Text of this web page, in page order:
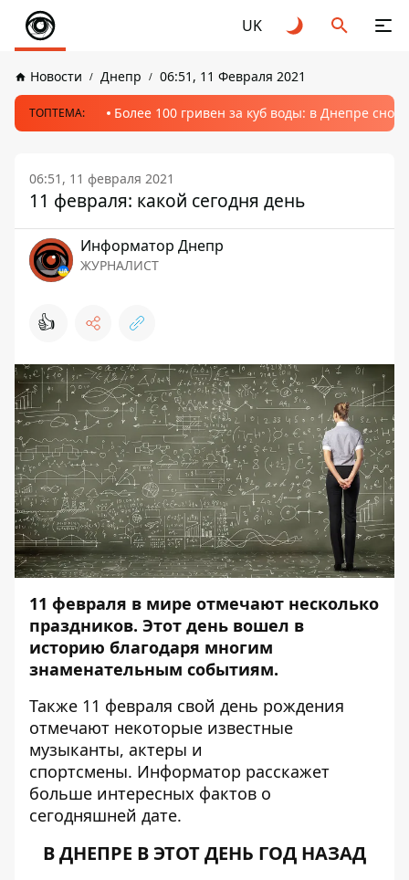
UK
Новости Днепр 06:51, 11 Февраля 2021
ТОПТЕМА: Более 100 гривен за куб воды: в Днепре
06:51, 11 февраля 2021
11 февраля: какой сегодня день
Информатор Днепр
ЖУРНАЛИСТ
👍
11 февраля в мире отмечают несколько
праздников. Этот день вошел в
историю благодаря многим
знаменательным событиям.
Также 11 февраля свой день рождения
отмечают некоторые известные
музыканты, актеры и
спортсмены. Информатор расскажет
больше интересных фактов о
сегодняшней дате.
В ДНЕПРЕ В ЭТОТ ДЕНЬ ГОД НАЗАД